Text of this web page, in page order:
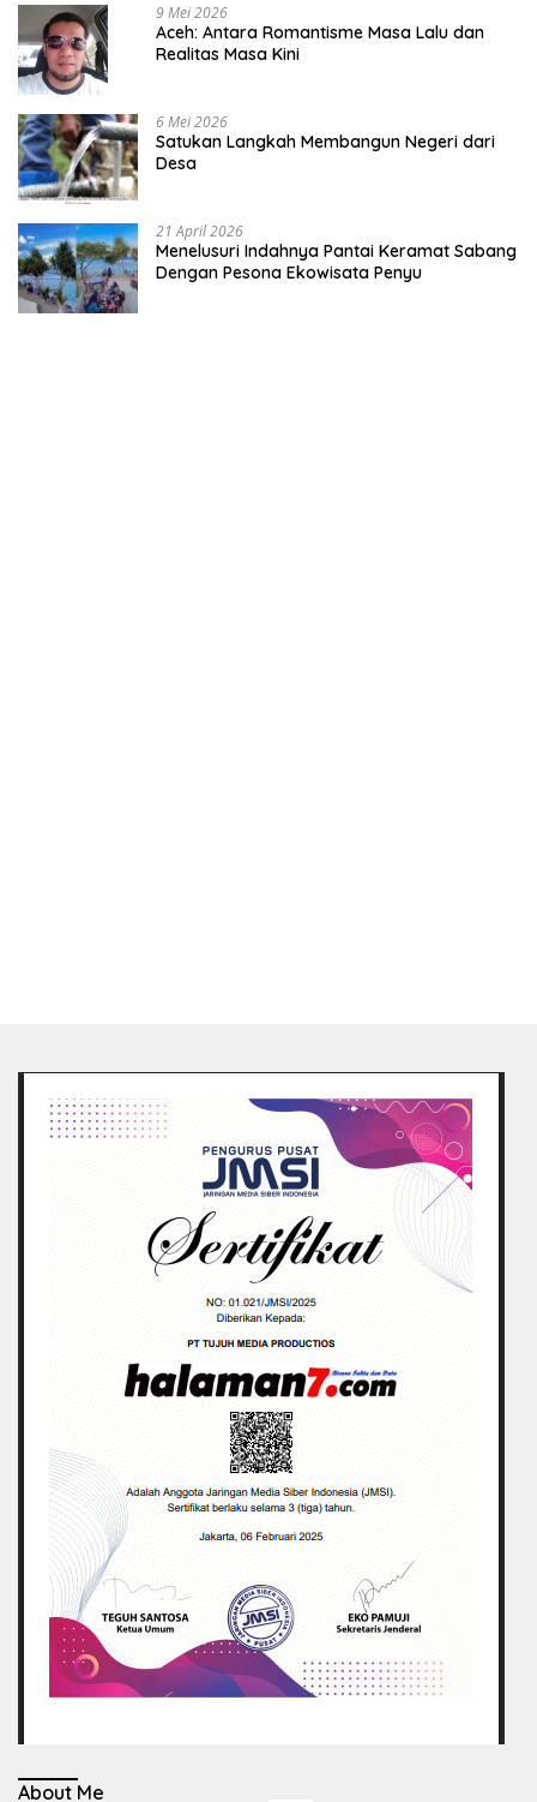
9 Mei 2026
Aceh: Antara Romantisme Masa Lalu dan
Realitas Masa Kini
6 Mei 2026
Satukan Langkah Membangun Negeri dari
Desa
21 April 2026
Menelusuri Indahnya Pantai Keramat Sabang
Dengan Pesona Ekowisata Penyu
About Me